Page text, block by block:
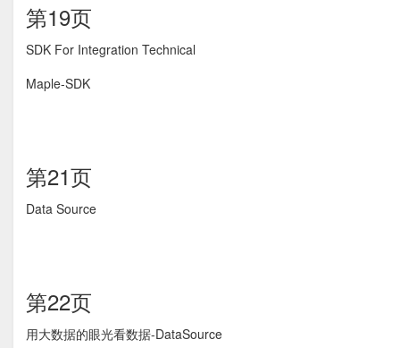
第19页
SDK For Integration Technical
Maple-SDK
第21页
Data Source
第22页
用大数据的眼光看数据-DataSource